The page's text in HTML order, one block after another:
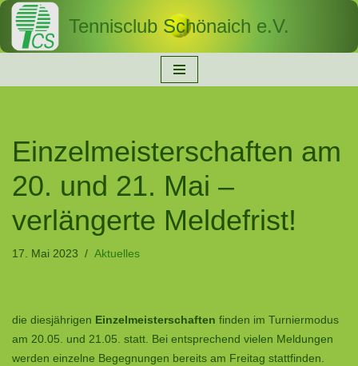
Zum
Tennisclub Schönaich e.V.
Einzelmeisterschaften am
20. und 21. Mai –
verlängerte Meldefrist!
17. Mai 2023 Aktuelles
die diesjährigen Einzelmeisterschaften finden im Turniermodus
am 20.05. und 21.05. statt. Bei entsprechend vielen Meldungen
werden einzelne Begegnungen bereits am Freitag stattfinden.